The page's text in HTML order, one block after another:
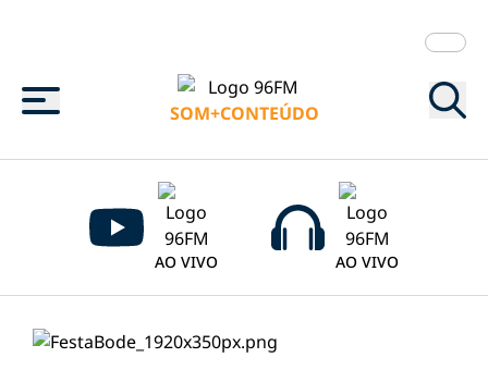
Menu
SOM+CONTEÚDO
AO VIVO AO VIVO